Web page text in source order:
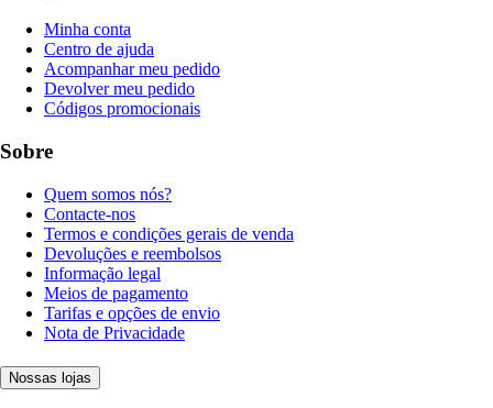
Minha conta
Centro de ajuda
Acompanhar meu pedido
Devolver meu pedido
Códigos promocionais
Sobre
Quem somos nós?
Contacte-nos
Termos e condições gerais de venda
Devoluções e reembolsos
Informação legal
Meios de pagamento
Tarifas e opções de envio
Nota de Privacidade
Nossas lojas